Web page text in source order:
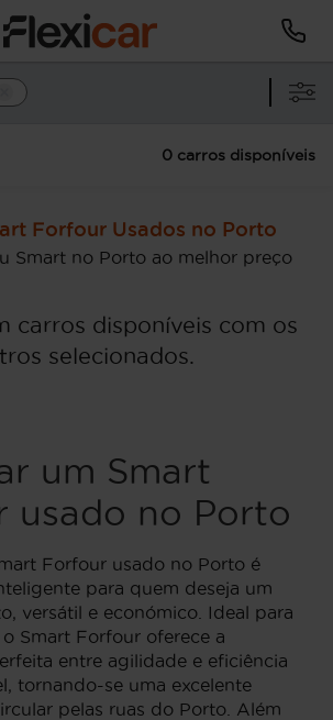
0 carros disponíveis
Forfour Usados no Porto
Smart no Porto ao melhor preço
carros disponíveis com os
selecionados.
um Smart
usado no Porto
Forfour usado no Porto é
para quem deseja um
versátil e económico. Ideal para
Smart Forfour oferece a
entre agilidade e eficiência
tornando-se uma excelente
pelas ruas do Porto. Além